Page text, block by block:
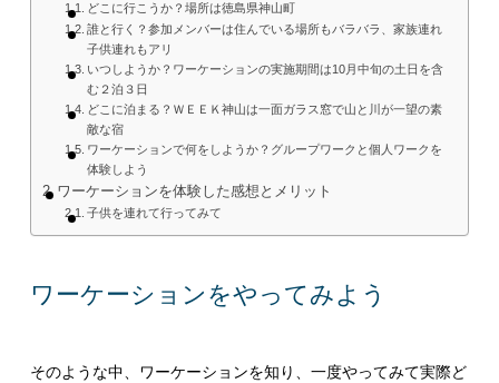
どこに行こうか？場所は徳島県神山町
誰と行く？参加メンバーは住んでいる場所もバラバラ、家族連れ
子供連れもアリ
いつしようか？ワーケーションの実施期間は10月中旬の土日を含
む２泊３日
どこに泊まる？ＷＥＥＫ神山は一面ガラス窓で山と川が一望の素
敵な宿
ワーケーションで何をしようか？グループワークと個人ワークを
体験しよう
ワーケーションを体験した感想とメリット
子供を連れて行ってみて
ワーケーションをやってみよう
そのような中、ワーケーションを知り、一度やってみて実際ど